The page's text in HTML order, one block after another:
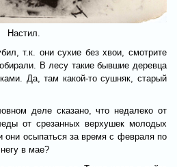
Настил.
т.к. они сухие без хвои, смотрите
В лесу такие бывшие деревца
Да, там какой-то сушняк, старый
деле сказано, что недалеко от
от срезанных верхушек молодых
они осыпаться за время с февраля по
в мае?